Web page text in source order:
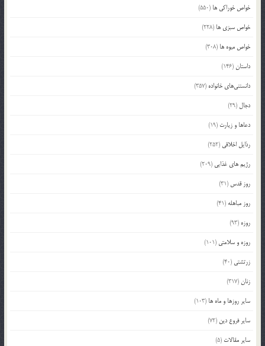
خواص خوراکی ها (550)
خواص سبزی ها (228)
خواص میوه ها (308)
داستان(146)
دانستنی‌های خانواده (357)
دجال (29)
دعاها و زیارت (19)
رذایل اخلاقی (252)
رژیم های غذایی (209)
روز قدس (31)
روز مباهله (41)
روزه (93)
روزه و سلامتی (101)
زرتشتی (40)
زنان(317)
سایر روزها و ماه ها (103)
سایر فروع دین (72)
سایر مقالات (5)